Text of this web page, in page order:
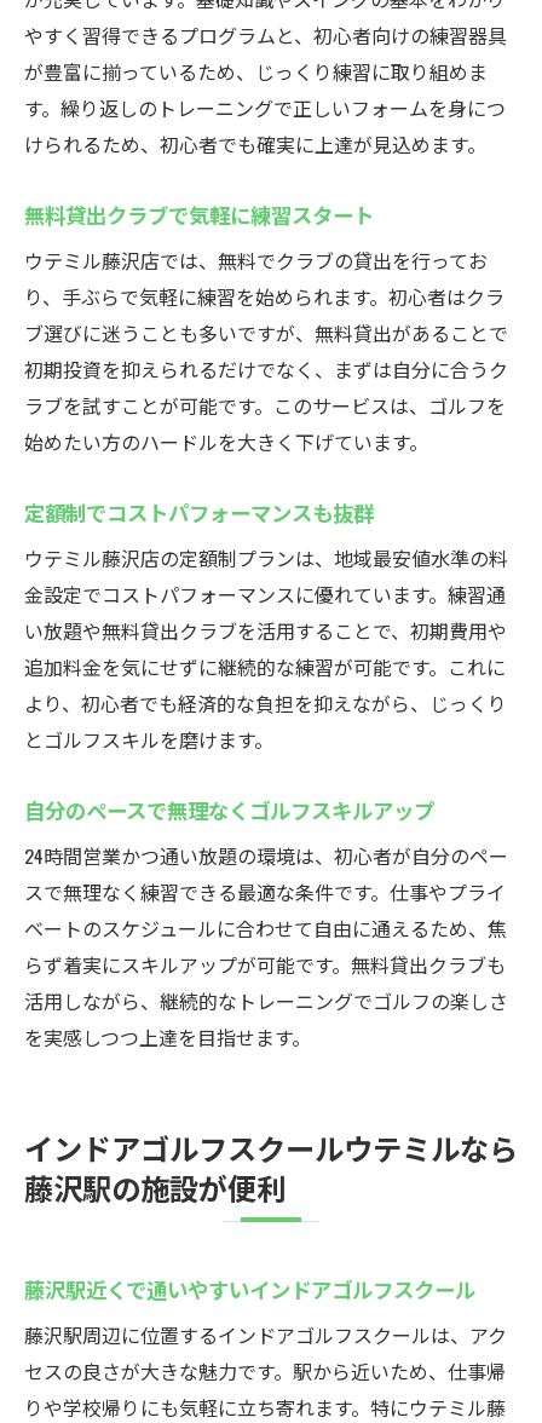
やすく習得できるプログラムと、初心者向けの練習器具
が豊富に揃っているため、じっくり練習に取り組めま
す。繰り返しのトレーニングで正しいフォームを身につ
けられるため、初心者でも確実に上達が見込めます。
無料貸出クラブで気軽に練習スタート
ウテミル藤沢店では、無料でクラブの貸出を行ってお
り、手ぶらで気軽に練習を始められます。初心者はクラ
ブ選びに迷うことも多いですが、無料貸出があることで
初期投資を抑えられるだけでなく、まずは自分に合うク
ラブを試すことが可能です。このサービスは、ゴルフを
始めたい方のハードルを大きく下げています。
定額制でコストパフォーマンスも抜群
ウテミル藤沢店の定額制プランは、地域最安値水準の料
金設定でコストパフォーマンスに優れています。練習通
い放題や無料貸出クラブを活用することで、初期費用や
追加料金を気にせずに継続的な練習が可能です。これに
より、初心者でも経済的な負担を抑えながら、じっくり
とゴルフスキルを磨けます。
自分のペースで無理なくゴルフスキルアップ
24時間営業かつ通い放題の環境は、初心者が自分のペー
スで無理なく練習できる最適な条件です。仕事やプライ
ベートのスケジュールに合わせて自由に通えるため、焦
らず着実にスキルアップが可能です。無料貸出クラブも
活用しながら、継続的なトレーニングでゴルフの楽しさ
を実感しつつ上達を目指せます。
インドアゴルフスクールウテミルなら
藤沢駅の施設が便利
藤沢駅近くで通いやすいインドアゴルフスクール
藤沢駅周辺に位置するインドアゴルフスクールは、アク
セスの良さが大きな魅力です。駅から近いため、仕事帰
りや学校帰りにも気軽に立ち寄れます。特にウテミル藤